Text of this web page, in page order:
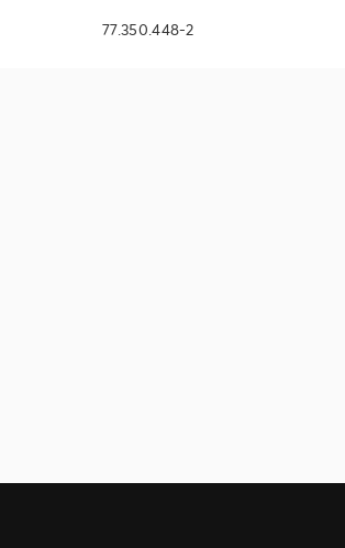
77.350.448-2